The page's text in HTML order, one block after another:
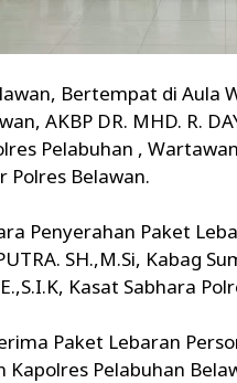
Bertempat di Aula
AKBP DR. MHD. R.
Pelabuhan ,
Polres Belawan.
Penyerahan Paket
SH.,M.Si, Kabag
Kasat Sabhara
Paket Lebaran
Kapolres Pelabuhan